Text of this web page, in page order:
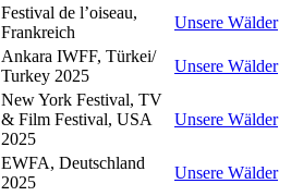
Festival de l’oiseau,
Frankreich
Unsere Wälder
Ankara IWFF, Türkei/
Turkey 2025
Unsere Wälder
New York Festival, TV
& Film Festival, USA
2025
Unsere Wälder
EWFA, Deutschland
2025
Unsere Wälder